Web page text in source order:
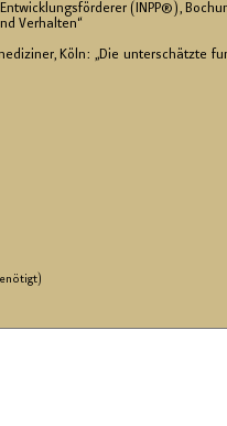
(INPP®),
Ver­hal­ten“
Köln: „Die un­ter­schätz­te